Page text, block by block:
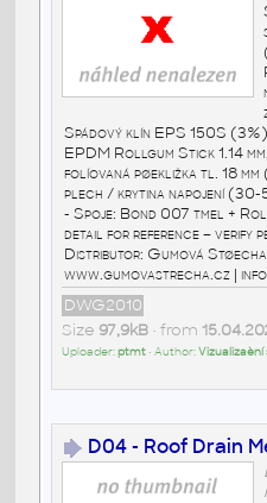
Spádový klín EPS 150S
EPDM Rollgum Stick 1.14
folíovaná pøekližka tl. 18
plech / krytina napojení (30-
- Spoje: Bond 007 tmel +
detail for reference – verify
Distributor: Gumová
www.gumovastrecha.cz |
DWG2010
Size 97,9kB• from
Uploader:ptmt• Author:Vizualizaèní
D04 - Roof Drain